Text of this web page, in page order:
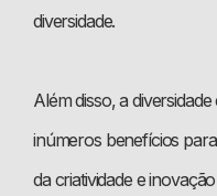
diversidade.
Além disso, a
inúmeros benefícios
da criatividade e